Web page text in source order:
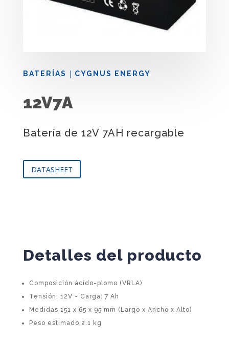
BATERÍAS | CYGNUS ENERGY
12V7A
Batería de 12V 7AH recargable
DATASHEET
Detalles del producto
Composición ácido-plomo (VRLA)
Tensión: 12V - Carga: 7 Ah
Medidas 151 x 65 x 95 mm (Largo x Ancho x Alto)
Peso estimado 2.1 kg